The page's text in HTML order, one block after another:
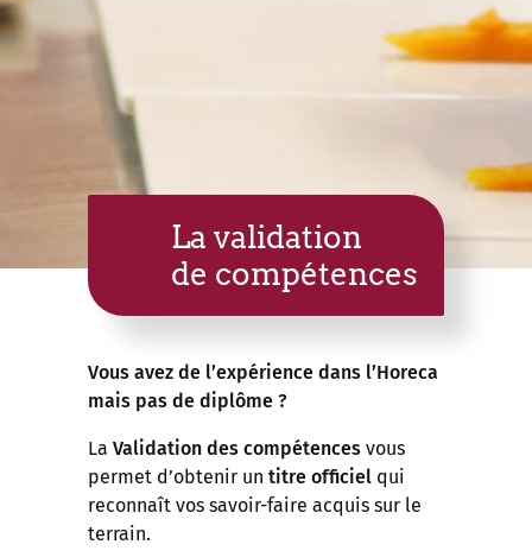
La validation
de compétences
Vous avez de l’expérience dans l’Horeca
mais pas de diplôme ?
La Validation des compétences vous
permet d’obtenir un titre officiel qui
reconnaît vos savoir-faire acquis sur le
terrain.